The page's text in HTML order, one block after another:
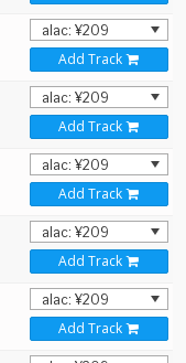
Add Track
Add Track
Add Track
Add Track
Add Track